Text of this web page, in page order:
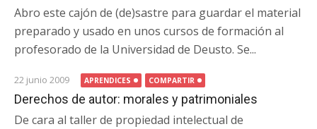
Abro este cajón de (de)sastre para guardar el material
preparado y usado en unos cursos de formación al
profesorado de la Universidad de Deusto. Se...
22 junio 2009 APRENDICES COMPARTIR
Derechos de autor: morales y patrimoniales
De cara al taller de propiedad intelectual de